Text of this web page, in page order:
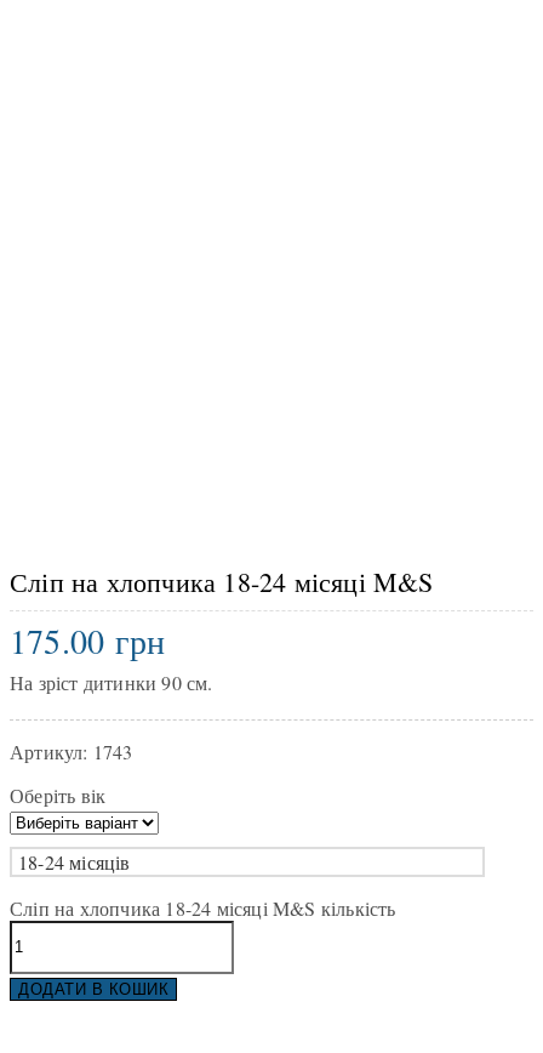
Сліп на хлопчика 18-24 місяці M&S
175.00грн
На зріст дитинки 90 см.
Артикул: 1743
Оберіть вік
18-24 місяців
Сліп на хлопчика 18-24 місяці M&S кількість
ДОДАТИ В КОШИК